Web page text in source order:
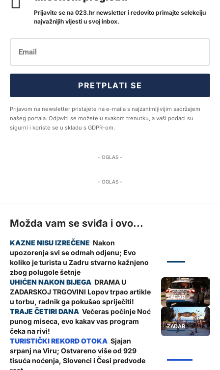
Prijavite se na 023.hr newsletter i redovito primajte selekciju
najvažnijih vijesti u svoj inbox.
PRETPLATI SE
Prijavom na newsletter pristajete na e-maila s najzanimljivijim sadržajem
našeg portala. Odjaviti se možete u svakom trenutku, a vaši podaci su
sigurni i koriste se u skladu s GDPR-om.
- OGLAS -
- OGLAS -
Možda vam se sviđa i ovo...
Nakon
upozorenja svi se odmah odjenu; Evo
koliko je turista u Zadru stvarno kažnjeno
zbog polugole šetnje
ZADAR
DRAMA U
ZADARSKOJ TRGOVINI Lopov trpao artikle
u torbu, radnik ga pokušao spriječiti!
ZADAR
Večeras počinje Noć
punog miseca, evo kakav vas program
čeka na rivi!
Sjajan
srpanj na Viru; Ostvareno više od 929
tisuća noćenja, Slovenci i Česi predvode